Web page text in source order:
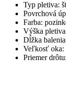
Typ pletiva:
Povrchová
Farba:
Výška
Dĺžka
Veľkosť oka:
Priemer